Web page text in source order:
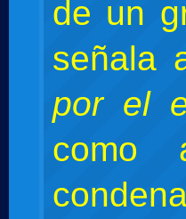
de un
señala
por el
como